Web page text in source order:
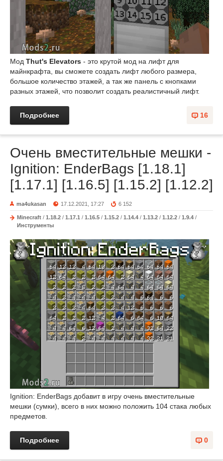
Мод Thut's Elevators - это крутой мод на лифт для
майнкрафта, вы сможете создать лифт любого размера,
большое количество этажей, а так же панель с кнопками
разных этажей, что позволит создать реалистичный лифт.
16
Подробнее
Очень вместительные мешки -
Ignition: EnderBags [1.18.1]
[1.17.1] [1.16.5] [1.15.2] [1.12.2]
ma4ukasan 17.12.2021, 17:27 6 152
Minecraft / 1.18.2 / 1.17.1 / 1.16.5 / 1.15.2 / 1.14.4 / 1.13.2 / 1.12.2 / 1.9.4 /
Инструменты
Ignition: EnderBags добавит в игру очень вместительные
мешки (сумки), всего в них можно положить 104 стака любых
предметов.
0
Подробнее